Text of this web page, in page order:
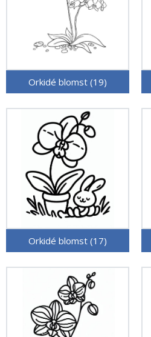
Orkidé blomst (19)
Orkidé blomst (17)